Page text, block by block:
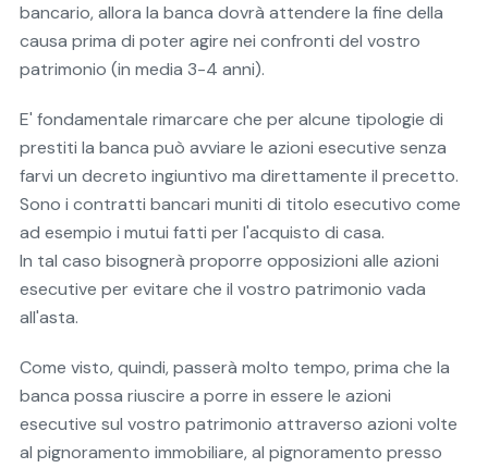
bancario, allora la banca dovrà attendere la fine della
causa prima di poter agire nei confronti del vostro
patrimonio (in media 3-4 anni).
E' fondamentale rimarcare che per alcune tipologie di
prestiti la banca può avviare le azioni esecutive senza
farvi un decreto ingiuntivo ma direttamente il precetto.
Sono i contratti bancari muniti di titolo esecutivo come
ad esempio i mutui fatti per l'acquisto di casa.
In tal caso bisognerà proporre opposizioni alle azioni
esecutive per evitare che il vostro patrimonio vada
all'asta.
Come visto, quindi, passerà molto tempo, prima che la
banca possa riuscire a porre in essere le azioni
esecutive sul vostro patrimonio attraverso azioni volte
al pignoramento immobiliare, al pignoramento presso